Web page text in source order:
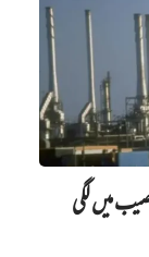
میں‌ لگی